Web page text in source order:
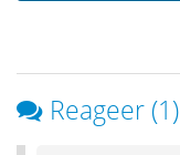
Reageer (1)